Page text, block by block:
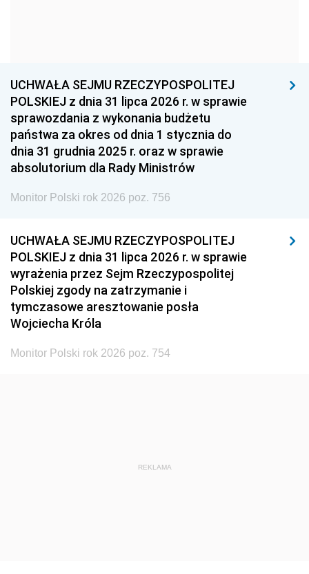
1939 1938 1937
1936 1930
UCHWAŁA SEJMU RZECZYPOSPOLITEJ
POLSKIEJ z dnia 31 lipca 2026 r. w sprawie
sprawozdania z wykonania budżetu
państwa za okres od dnia 1 stycznia do
dnia 31 grudnia 2025 r. oraz w sprawie
absolutorium dla Rady Ministrów
Monitor Polski rok 2026 poz. 756
UCHWAŁA SEJMU RZECZYPOSPOLITEJ
POLSKIEJ z dnia 31 lipca 2026 r. w sprawie
wyrażenia przez Sejm Rzeczypospolitej
Polskiej zgody na zatrzymanie i
tymczasowe aresztowanie posła
Wojciecha Króla
Monitor Polski rok 2026 poz. 754
REKLAMA